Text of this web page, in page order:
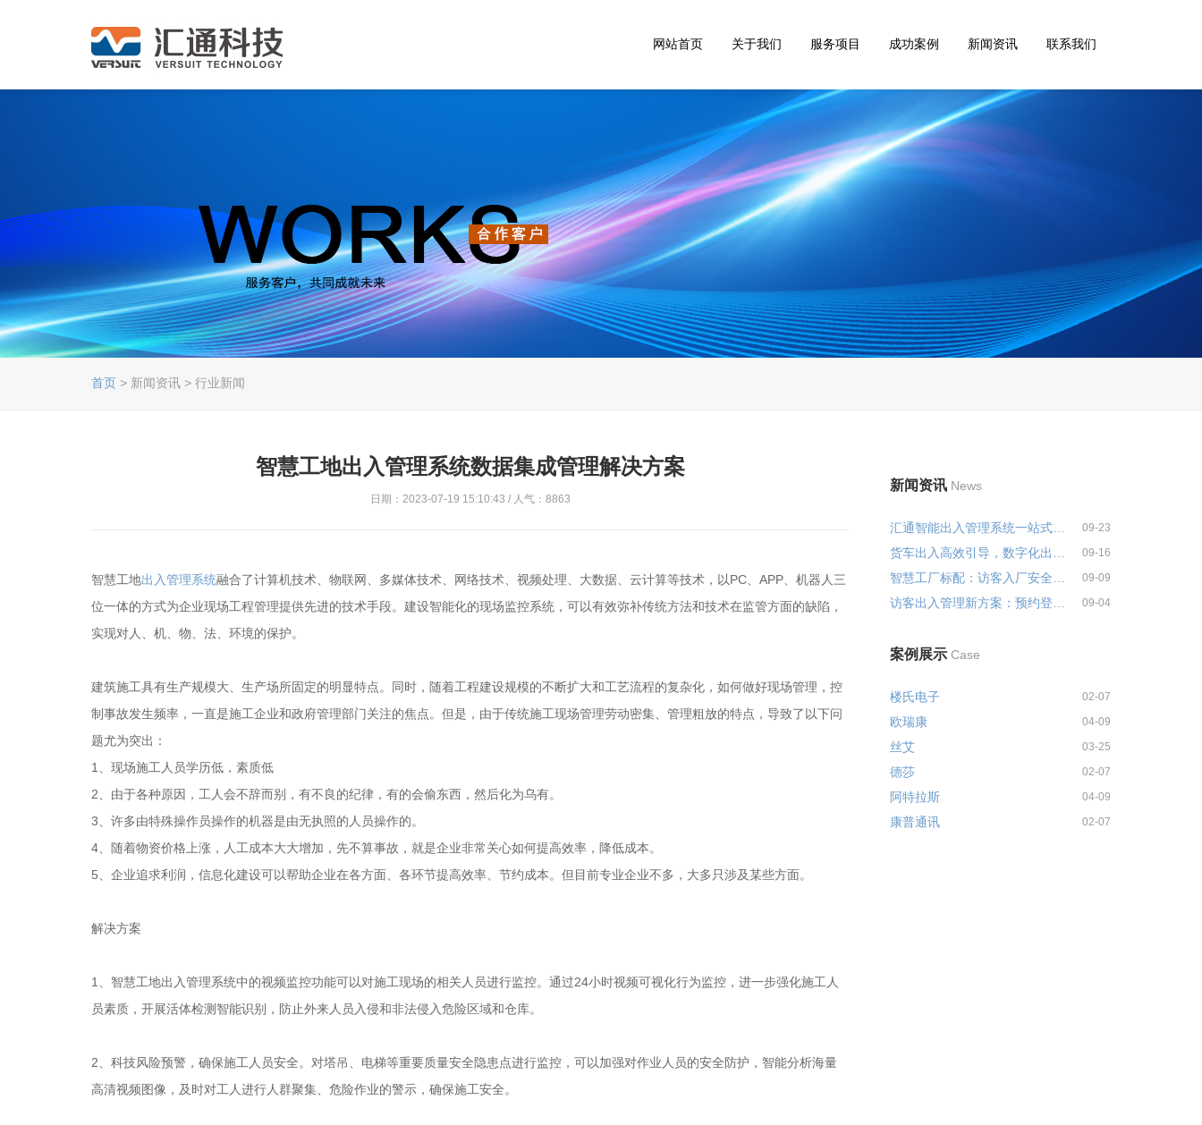
网站首页 关于我们 服务项目 成功案例 新闻资讯 联系我们
首页 > 新闻资讯 > 行业新闻
智慧工地出入管理系统数据集成管理解决方案
日期：2023-07-19 15:10:43 / 人气：8863
智慧工地出入管理系统融合了计算机技术、物联网、多媒体技术、网络技术、视频处理、大数据、云计算等技术，以PC、APP、机器人三
位一体的方式为企业现场工程管理提供先进的技术手段。建设智能化的现场监控系统，可以有效弥补传统方法和技术在监管方面的缺陷，
实现对人、机、物、法、环境的保护。
建筑施工具有生产规模大、生产场所固定的明显特点。同时，随着工程建设规模的不断扩大和工艺流程的复杂化，如何做好现场管理，控
制事故发生频率，一直是施工企业和政府管理部门关注的焦点。但是，由于传统施工现场管理劳动密集、管理粗放的特点，导致了以下问
题尤为突出：
1、现场施工人员学历低，素质低
2、由于各种原因，工人会不辞而别，有不良的纪律，有的会偷东西，然后化为乌有。
3、许多由特殊操作员操作的机器是由无执照的人员操作的。
4、随着物资价格上涨，人工成本大大增加，先不算事故，就是企业非常关心如何提高效率，降低成本。
5、企业追求利润，信息化建设可以帮助企业在各方面、各环节提高效率、节约成本。但目前专业企业不多，大多只涉及某些方面。
解决方案
1、智慧工地出入管理系统中的视频监控功能可以对施工现场的相关人员进行监控。通过24小时视频可视化行为监控，进一步强化施工人
员素质，开展活体检测智能识别，防止外来人员入侵和非法侵入危险区域和仓库。
2、科技风险预警，确保施工人员安全。对塔吊、电梯等重要质量安全隐患点进行监控，可以加强对作业人员的安全防护，智能分析海量
高清视频图像，及时对工人进行人群聚集、危险作业的警示，确保施工安全。
新闻资讯 News
汇通智能出入管理系统一站式解决... 09-23
09-16
09-09
09-04
案例展示 Case
楼氏电子 02-07
欧瑞康 04-09
丝艾 03-25
德莎 02-07
阿特拉斯 04-09
康普通讯 02-07